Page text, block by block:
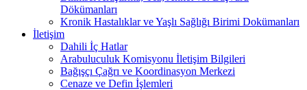
Dökümanları
Kronik Hastalıklar ve Yaşlı Sağlığı Birimi Dokümanları
İletişim
Dahili İç Hatlar
Arabuluculuk Komisyonu İletişim Bilgileri
Bağışçı Çağrı ve Koordinasyon Merkezi
Cenaze ve Defin İşlemleri